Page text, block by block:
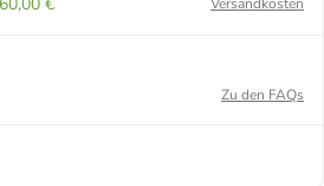
Zu den FAQs